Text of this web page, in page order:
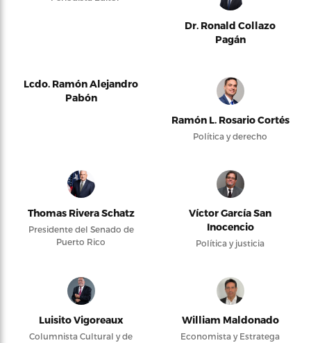
Dr. Ronald Collazo
Pagán
Lcdo. Ramón Alejandro
Pabón
Ramón L. Rosario Cortés
Política y derecho
Thomas Rivera Schatz
Presidente del Senado de
Puerto Rico
Víctor García San
Inocencio
Política y justicia
Luisito Vigoreaux
Columnista Cultural y de
William Maldonado
Economista y Estratega